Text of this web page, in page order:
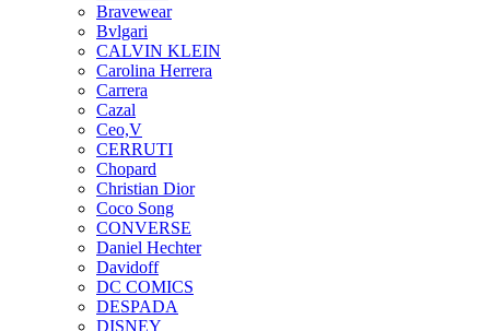
Bravewear
Bvlgari
CALVIN KLEIN
Carolina Herrera
Carrera
Cazal
Ceo,V
CERRUTI
Chopard
Christian Dior
Coco Song
CONVERSE
Daniel Hechter
Davidoff
DC COMICS
DESPADA
DISNEY